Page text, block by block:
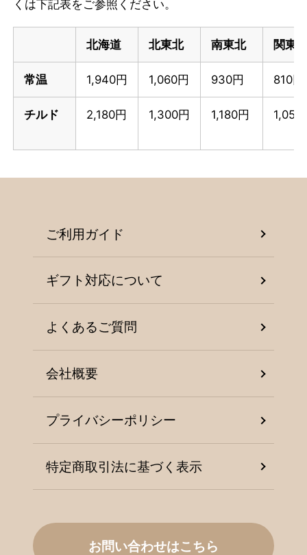
くは下記表をご参照ください。
北海道 北東北 南東北 関東
常温 1,940円 1,060円 930円 810円
チルド 2,180円 1,300円 1,180円 1,050
ご利用ガイド
ギフト対応について
よくあるご質問
会社概要
プライバシーポリシー
特定商取引法に基づく表示
お問い合わせはこちら